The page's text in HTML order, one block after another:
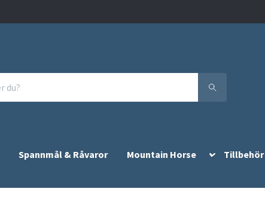
Spannmål & Råvaror Mountain Horse Tillbehör